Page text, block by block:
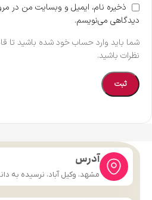
ذخیره نام، ایمیل و وبسایت من در
دیدگاهی می‌نویسم.
شما باید وارد حساب خود شده باشید تا
نظرات باشید.
آدرس
مشهد، وکیل آباد، نرسیده به